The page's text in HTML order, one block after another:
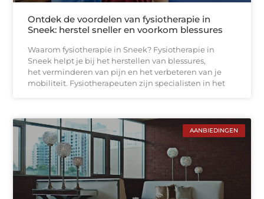
Ontdek de voordelen van fysiotherapie in
Sneek: herstel sneller en voorkom blessures
Waarom fysiotherapie in Sneek? Fysiotherapie in
Sneek helpt je bij het herstellen van blessures,
het verminderen van pijn en het verbeteren van je
mobiliteit. Fysiotherapeuten zijn specialisten in het
AANBIEDINGEN